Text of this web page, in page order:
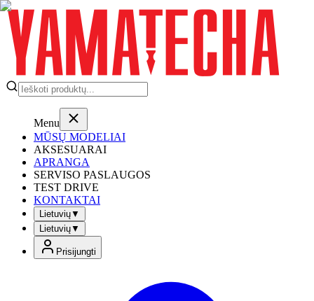
Menu
MŪSŲ MODELIAI
AKSESUARAI
APRANGA
SERVISO PASLAUGOS
TEST DRIVE
KONTAKTAI
Lietuvių▼
Lietuvių▼
Prisijungti